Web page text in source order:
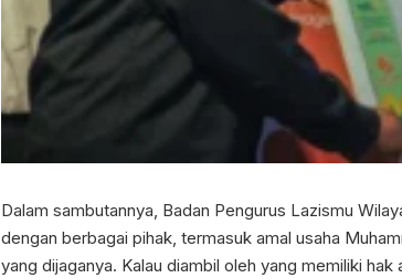
Dalam sambutannya, Badan Pengurus Lazismu
dengan berbagai pihak, termasuk amal usaha
yang dijaganya. Kalau diambil oleh yang memiliki hak